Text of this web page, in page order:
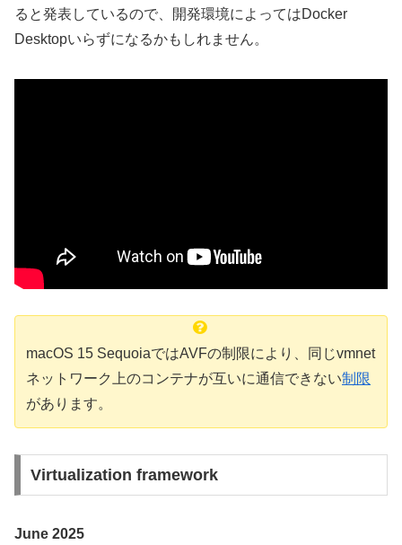
ると発表しているので、開発環境によってはDocker
Desktopいらずになるかもしれません。
macOS 15 SequoiaではAVFの制限により、同じvmnet
ネットワーク上のコンテナが互いに通信できない制限
があります。
Virtualization framework
June 2025